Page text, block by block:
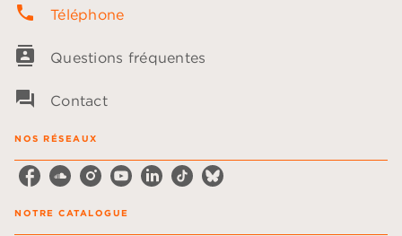
phone Téléphone
contacts Questions fréquentes
question_answer Contact
NOS RÉSEAUX
NOTRE CATALOGUE